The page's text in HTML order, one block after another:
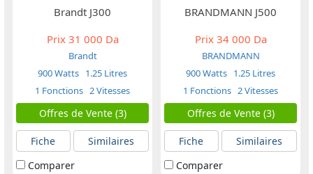
Brandt J300
Prix31 000 Da
Brandt
900 Watts 1.25 Litres
1 Fonctions 2 Vitesses
Offres de Vente (3)
Fiche
Similaires
Comparer
BRANDMANN J500
Prix34 000 Da
BRANDMANN
900 Watts 1.25 Litres
1 Fonctions 2 Vitesses
Offres de Vente (3)
Fiche
Similaires
Comparer